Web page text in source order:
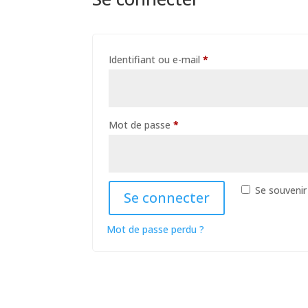
Identifiant ou e-mail*
Mot de passe*
Se
Se connecter
Mot de passe perdu ?